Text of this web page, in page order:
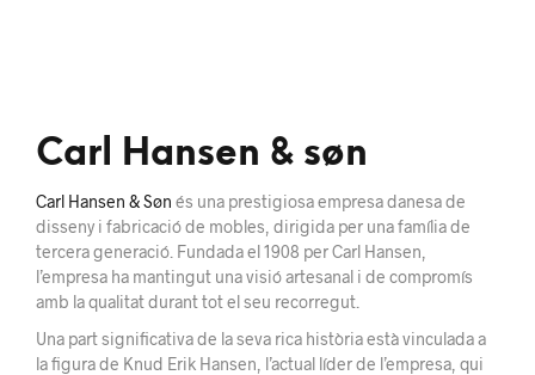
Carl Hansen & søn
Carl Hansen & Søn és una prestigiosa empresa danesa de
disseny i fabricació de mobles, dirigida per una família de
tercera generació. Fundada el 1908 per Carl Hansen,
l’empresa ha mantingut una visió artesanal i de compromís
amb la qualitat durant tot el seu recorregut.
Una part significativa de la seva rica història està vinculada a
la figura de Knud Erik Hansen, l’actual líder de l’empresa, qui